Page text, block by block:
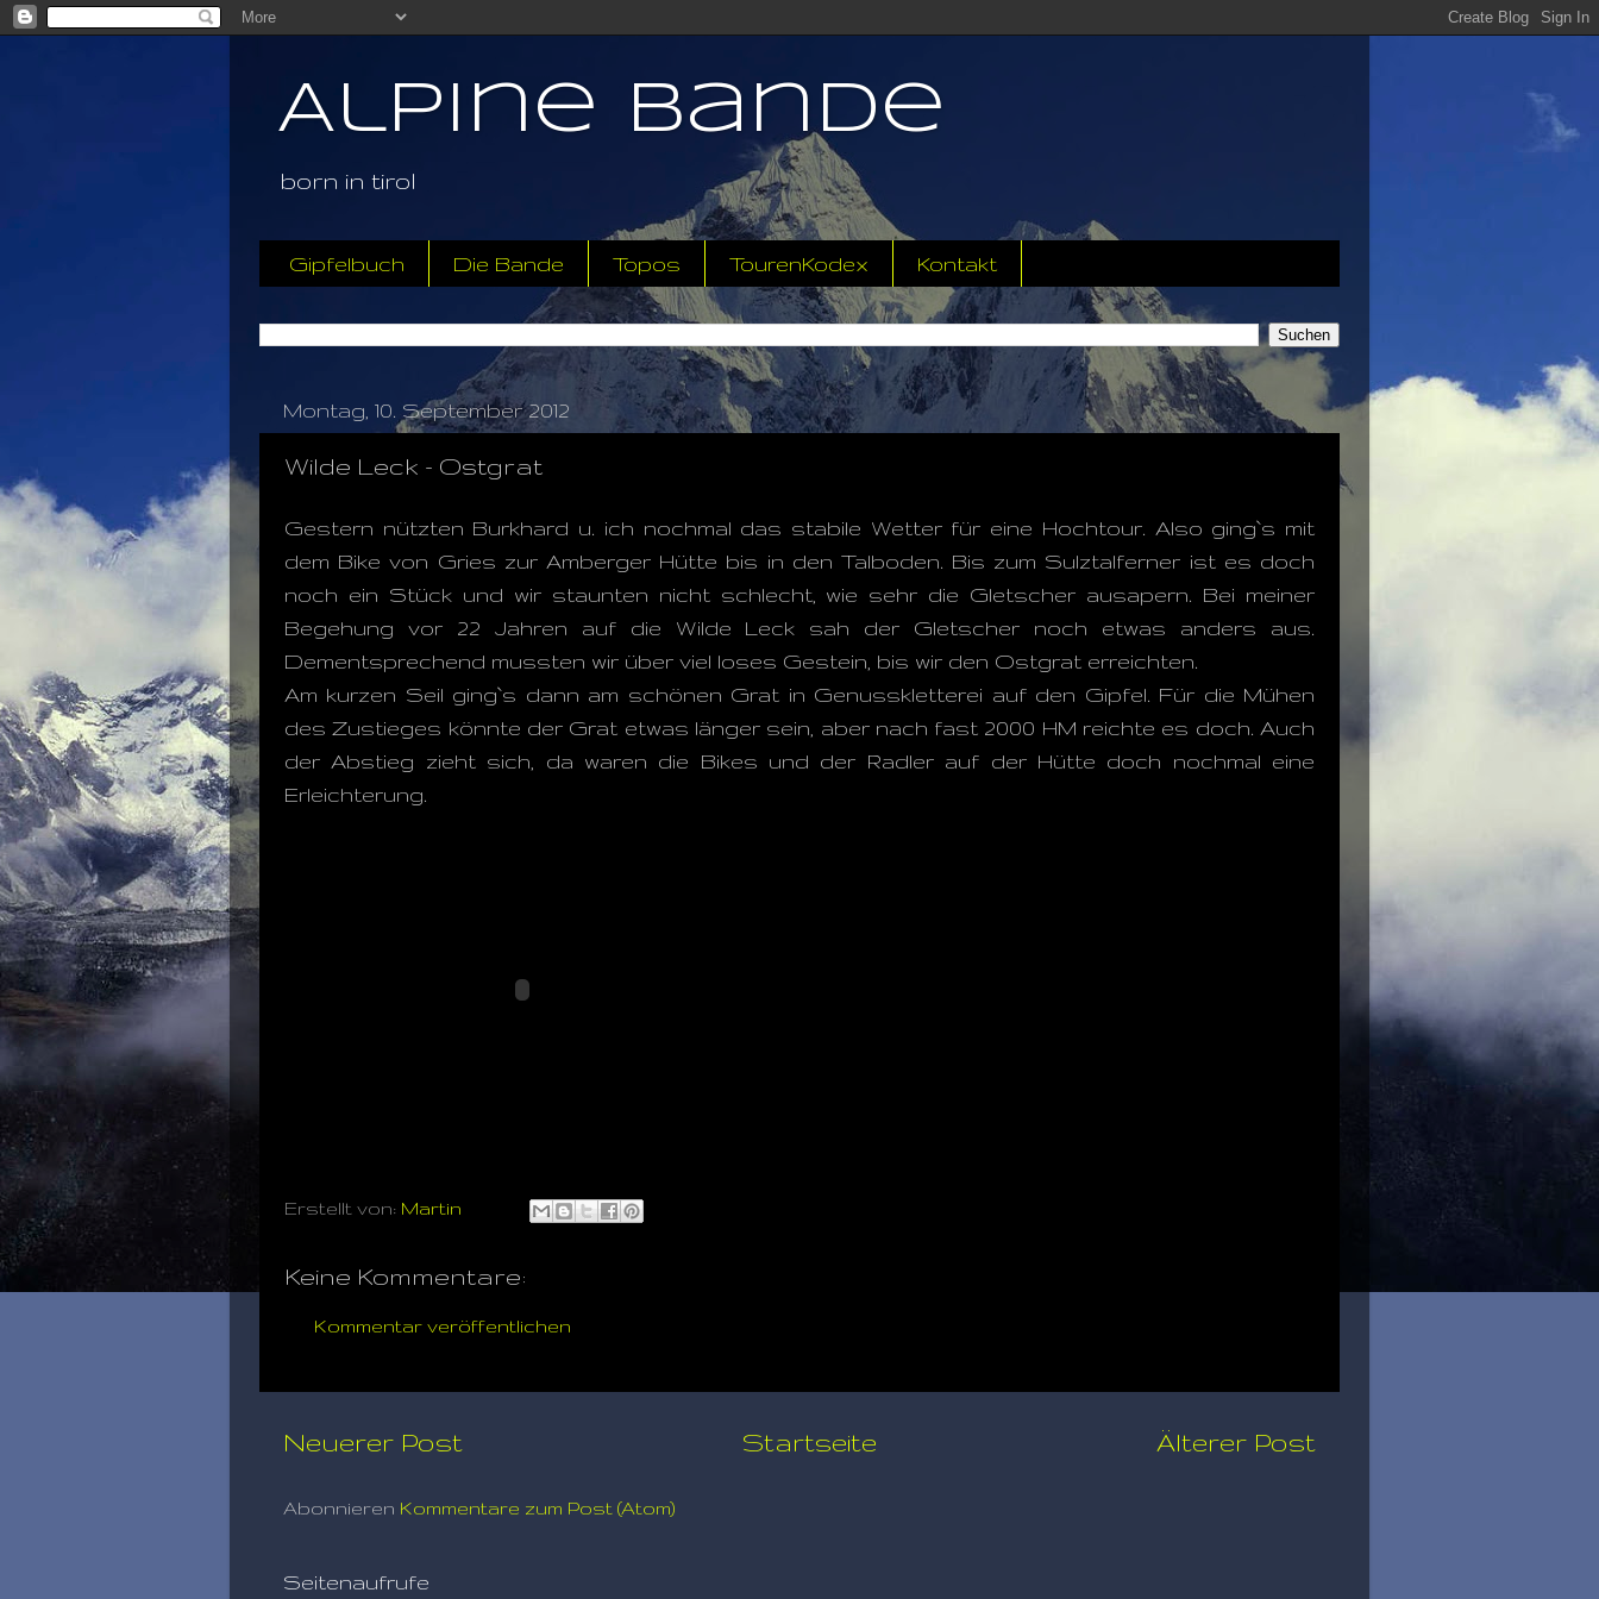
Alpine Bande
born in tirol
Gipfelbuch Die Bande Topos TourenKodex Kontakt
Montag, 10. September 2012
Wilde Leck - Ostgrat
Gestern nützten Burkhard u. ich nochmal das stabile Wetter für eine Hochtour. Also ging`s mit
dem Bike von Gries zur Amberger Hütte bis in den Talboden. Bis zum Sulztalferner ist es doch
noch ein Stück und wir staunten nicht schlecht, wie sehr die Gletscher ausapern. Bei meiner
Begehung vor 22 Jahren auf die Wilde Leck sah der Gletscher noch etwas anders aus.
Dementsprechend mussten wir über viel loses Gestein, bis wir den Ostgrat erreichten.
Am kurzen Seil ging`s dann am schönen Grat in Genusskletterei auf den Gipfel. Für die Mühen
des Zustieges könnte der Grat etwas länger sein, aber nach fast 2000 HM reichte es doch. Auch
der Abstieg zieht sich, da waren die Bikes und der Radler auf der Hütte doch nochmal eine
Erleichterung.
Erstellt von: Martin
Keine Kommentare:
Kommentar veröffentlichen
Neuerer Post Älterer Post
Startseite
Abonnieren Kommentare zum Post (Atom)
Seitenaufrufe